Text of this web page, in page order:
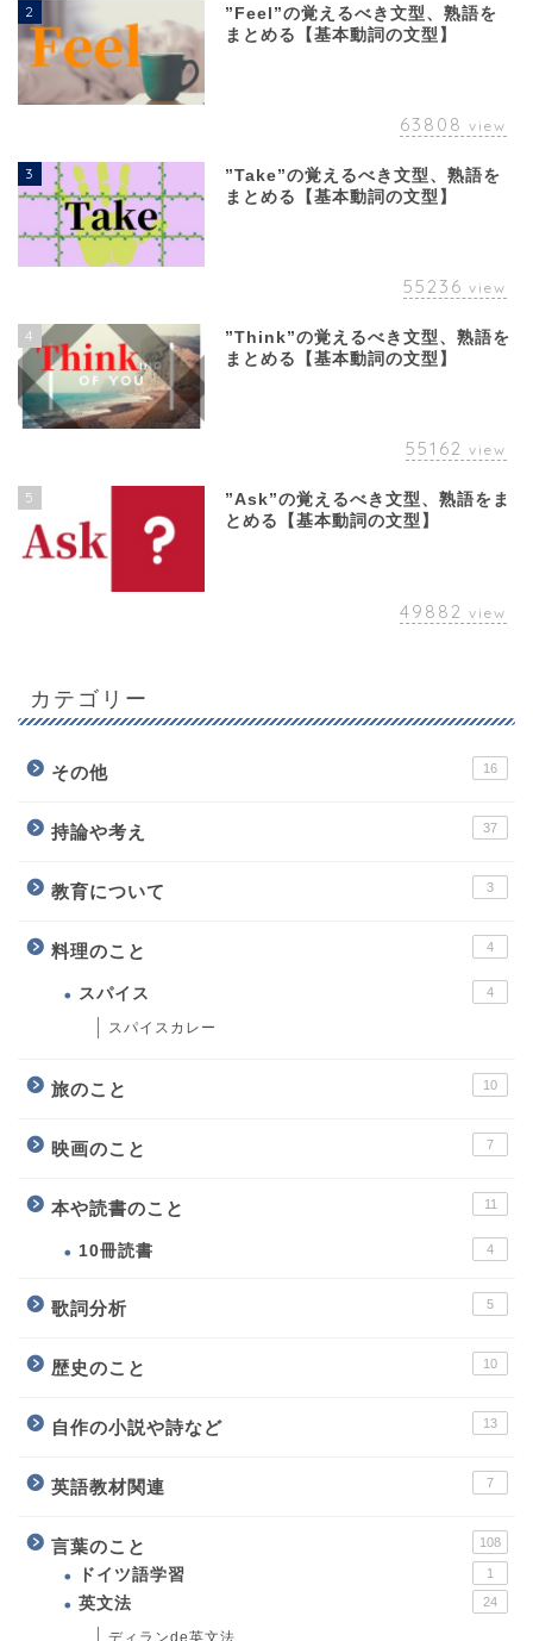
2
”Feel”の覚えるべき文型、熟語を
まとめる【基本動詞の文型】
63808 view
3
”Take”の覚えるべき文型、熟語を
まとめる【基本動詞の文型】
55236 view
4
”Think”の覚えるべき文型、熟語を
まとめる【基本動詞の文型】
55162 view
5
”Ask”の覚えるべき文型、熟語をま
とめる【基本動詞の文型】
49882 view
カテゴリー
その他 16
持論や考え 37
教育について 3
料理のこと 4
スパイス 4
スパイスカレー
旅のこと 10
映画のこと 7
本や読書のこと 11
10冊読書 4
歌詞分析 5
歴史のこと 10
自作の小説や詩など 13
英語教材関連 7
言葉のこと 108
ドイツ語学習 1
英文法 24
ディランde英文法